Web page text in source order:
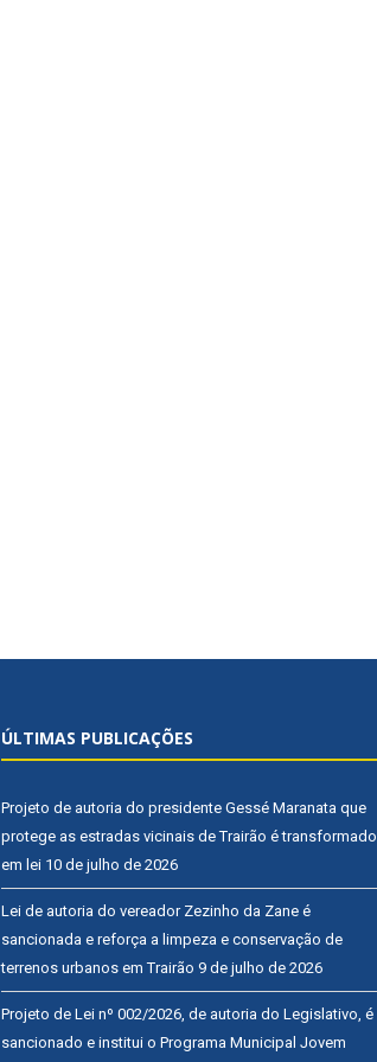
ÚLTIMAS PUBLICAÇÕES
Projeto de autoria do presidente Gessé Maranata que
protege as estradas vicinais de Trairão é transformado
em lei 10 de julho de 2026
Lei de autoria do vereador Zezinho da Zane é
sancionada e reforça a limpeza e conservação de
terrenos urbanos em Trairão 9 de julho de 2026
Projeto de Lei nº 002/2026, de autoria do Legislativo, é
sancionado e institui o Programa Municipal Jovem